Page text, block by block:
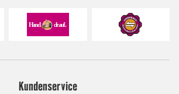
Kundenservice